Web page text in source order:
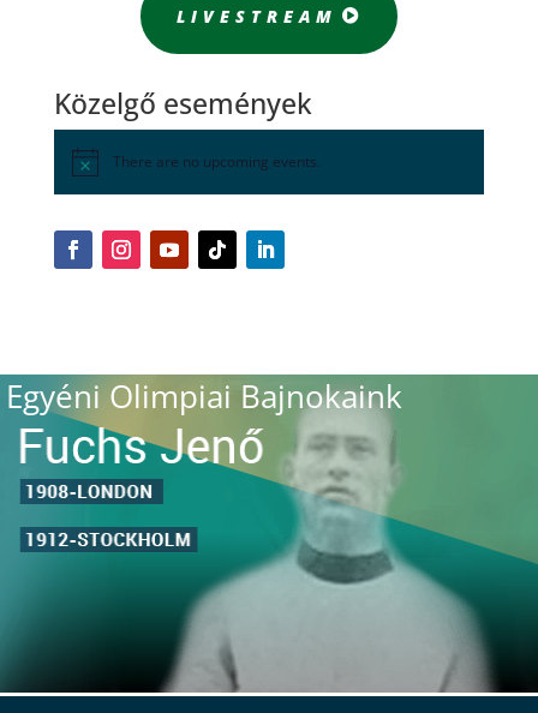
LIVESTREAM
Közelgő események
There are no upcoming events.
Egyéni Olimpiai Bajnokaink